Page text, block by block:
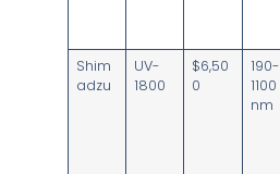
Shim
adzu
UV-
1800
$6,50
0
190-
1100
nm